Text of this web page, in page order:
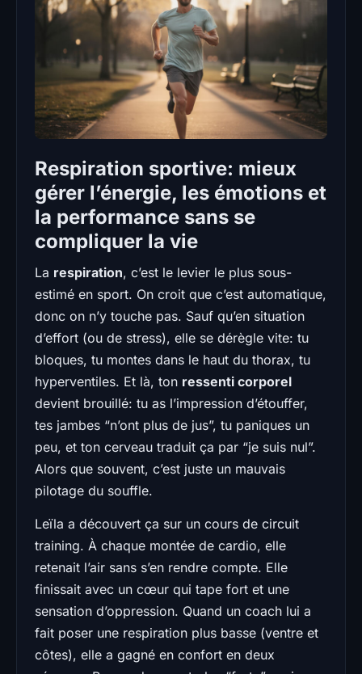
Respiration sportive: mieux
gérer l’énergie, les émotions et
la performance sans se
compliquer la vie
La respiration, c’est le levier le plus sous-
estimé en sport. On croit que c’est automatique,
donc on n’y touche pas. Sauf qu’en situation
d’effort (ou de stress), elle se dérègle vite: tu
bloques, tu montes dans le haut du thorax, tu
hyperventiles. Et là, ton ressenti corporel
devient brouillé: tu as l’impression d’étouffer,
tes jambes “n’ont plus de jus”, tu paniques un
peu, et ton cerveau traduit ça par “je suis nul”.
Alors que souvent, c’est juste un mauvais
pilotage du souffle.
Leïla a découvert ça sur un cours de circuit
training. À chaque montée de cardio, elle
retenait l’air sans s’en rendre compte. Elle
finissait avec un cœur qui tape fort et une
sensation d’oppression. Quand un coach lui a
fait poser une respiration plus basse (ventre et
côtes), elle a gagné en confort en deux